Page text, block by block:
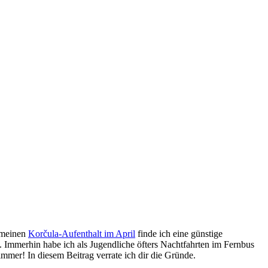
Korčula-Aufenthalt im April finde ich eine günstige
habe ich als Jugendliche öfters Nachtfahrten im Fernbus
In diesem Beitrag verrate ich dir die Gründe.